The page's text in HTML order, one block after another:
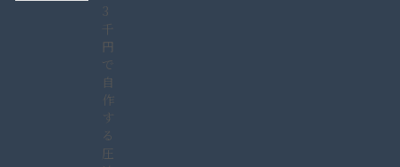
3
千
円
で
自
作
す
る
圧